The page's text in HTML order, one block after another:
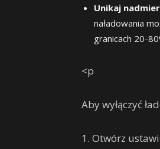
Unikaj
naładowania
granicach 20-
<p
Aby wyłączyć
1. Otwórz